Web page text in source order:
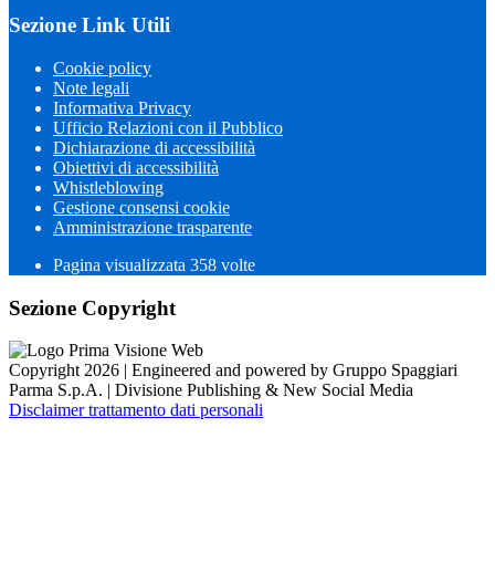
Sezione Link Utili
Cookie policy
Note legali
Informativa Privacy
Ufficio Relazioni con il Pubblico
Dichiarazione di accessibilità
Obiettivi di accessibilità
Whistleblowing
Gestione consensi cookie
Amministrazione trasparente
Pagina visualizzata 358 volte
Sezione Copyright
Copyright 2026 | Engineered and powered by Gruppo Spaggiari
Parma S.p.A. | Divisione Publishing & New Social Media
Disclaimer trattamento dati personali